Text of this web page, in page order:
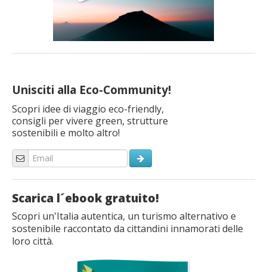
Unisciti alla Eco-Community!
Scopri idee di viaggio eco-friendly,
consigli per vivere green, strutture
sostenibili e molto altro!
Scarica l´ebook gratuito!
Scopri un'Italia autentica, un turismo alternativo e
sostenibile raccontato da cittandini innamorati delle
loro città.